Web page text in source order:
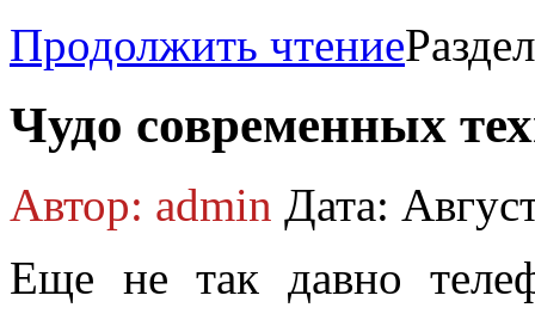
Продолжить чтение
Чудо современных
Автор: admin Дата:
Еще не так давно